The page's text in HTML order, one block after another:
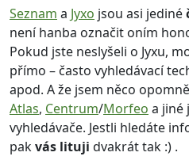
Seznam a Jyxo jsou asi jediné
není hanba označit oním
Pokud jste neslyšeli o Jyxu,
přímo – často vyhledávací
apod. A že jsem něco
Atlas, Centrum/Morfeo a jiné
vyhledávače. Jestli hledáte
pakvás lituji dvakrát tak :) .